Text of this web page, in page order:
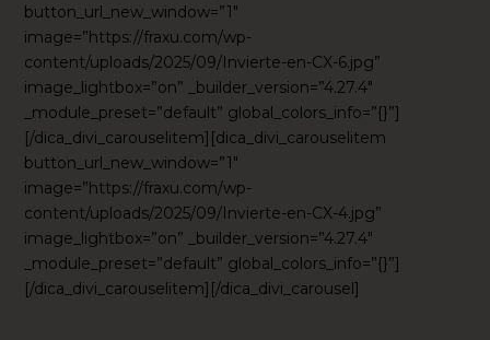
button_url_new_window=”1″
image=”https://fraxu.com/wp-
content/uploads/2025/09/Invierte-en-CX-6.jpg”
image_lightbox=”on” _builder_version=”4.27.4″
_module_preset=”default” global_colors_info=”{}”]
[/dica_divi_carouselitem][dica_divi_carouselitem
button_url_new_window=”1″
image=”https://fraxu.com/wp-
content/uploads/2025/09/Invierte-en-CX-4.jpg”
image_lightbox=”on” _builder_version=”4.27.4″
_module_preset=”default” global_colors_info=”{}”]
[/dica_divi_carouselitem][/dica_divi_carousel]